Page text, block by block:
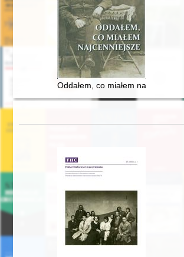
Oddałem, co miałem najcenniejsze